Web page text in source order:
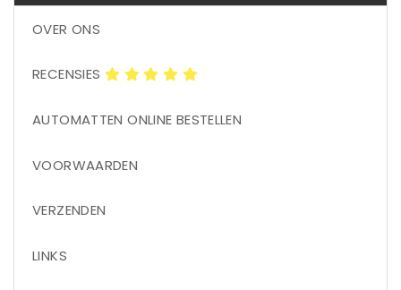
OVER ONS
RECENSIES
AUTOMATTEN ONLINE BESTELLEN
VOORWAARDEN
VERZENDEN
LINKS